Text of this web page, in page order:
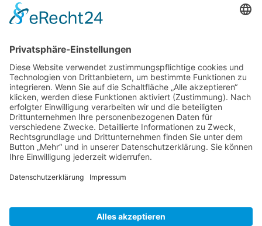
Touristikinformation
Aktuelles ausführlich
Einladung zum
Seniorennachmittag
19. 06. 2023
Die Veranstaltung am 05.07.2023 entfällt aufgrund zu geringer
Teilnahme. Der Ersatztermin ist voraussichtlich am 13.09.2023.